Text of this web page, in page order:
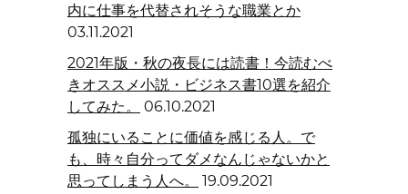
内に仕事を代替されそうな職業とか
03.11.2021
2021年版・秋の夜長には読書！今読むべ
きオススメ小説・ビジネス書10選を紹介
してみた。
06.10.2021
孤独にいることに価値を感じる人。で
も、時々自分ってダメなんじゃないかと
思ってしまう人へ。
19.09.2021